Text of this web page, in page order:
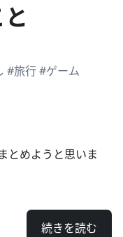
#旅行#ゲーム
とめようと思いま
続きを読む